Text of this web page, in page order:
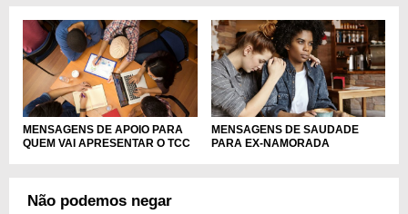
MENSAGENS DE APOIO PARA
QUEM VAI APRESENTAR O TCC
MENSAGENS DE SAUDADE
PARA EX-NAMORADA
Não podemos negar